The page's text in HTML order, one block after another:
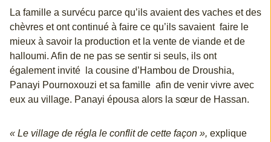
La famille a survécu parce qu’ils avaient des vaches et des
chèvres et ont continué à faire ce qu’ils savaient faire le
mieux à savoir la production et la vente de viande et de
halloumi. Afin de ne pas se sentir si seuls, ils ont
également invité la cousine d’Hambou de Droushia,
Panayi Pournoxouzi et sa famille afin de venir vivre avec
eux au village. Panayi épousa alors la sœur de Hassan.
« Le village de régla le conflit de cette façon », explique